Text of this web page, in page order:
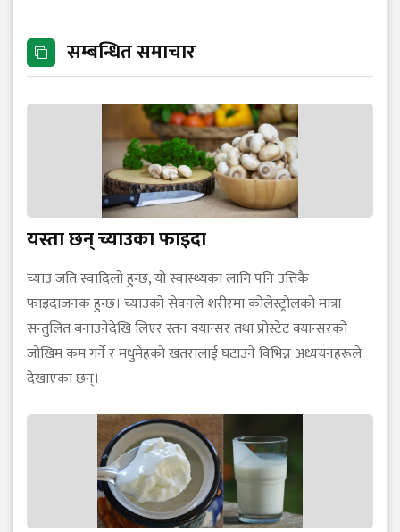
सम्बन्धित समाचार
यस्ता छन् च्याउका फाइदा
च्याउ जति स्वादिलो हुन्छ, यो स्वास्थ्यका लागि पनि उत्तिकै
फाइदाजनक हुन्छ। च्याउको सेवनले शरीरमा कोलेस्ट्रोलको मात्रा
सन्तुलित बनाउनेदेखि लिएर स्तन क्यान्सर तथा प्रोस्टेट क्यान्सरको
जोखिम कम गर्ने र मधुमेहको खतरालाई घटाउने विभिन्न अध्ययनहरूले
देखाएका छन्।